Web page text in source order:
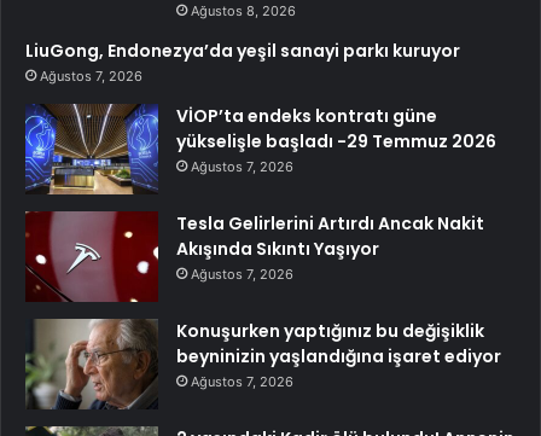
Ağustos 8, 2026
LiuGong, Endonezya’da yeşil sanayi parkı kuruyor
Ağustos 7, 2026
VİOP’ta endeks kontratı güne
yükselişle başladı -29 Temmuz 2026
Ağustos 7, 2026
Tesla Gelirlerini Artırdı Ancak Nakit
Akışında Sıkıntı Yaşıyor
Ağustos 7, 2026
Konuşurken yaptığınız bu değişiklik
beyninizin yaşlandığına işaret ediyor
Ağustos 7, 2026